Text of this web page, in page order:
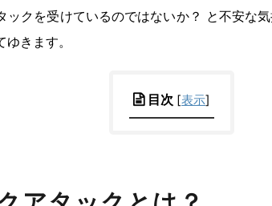
ックを受けているのではないか？ と不安な
きます。
目次 [表示]